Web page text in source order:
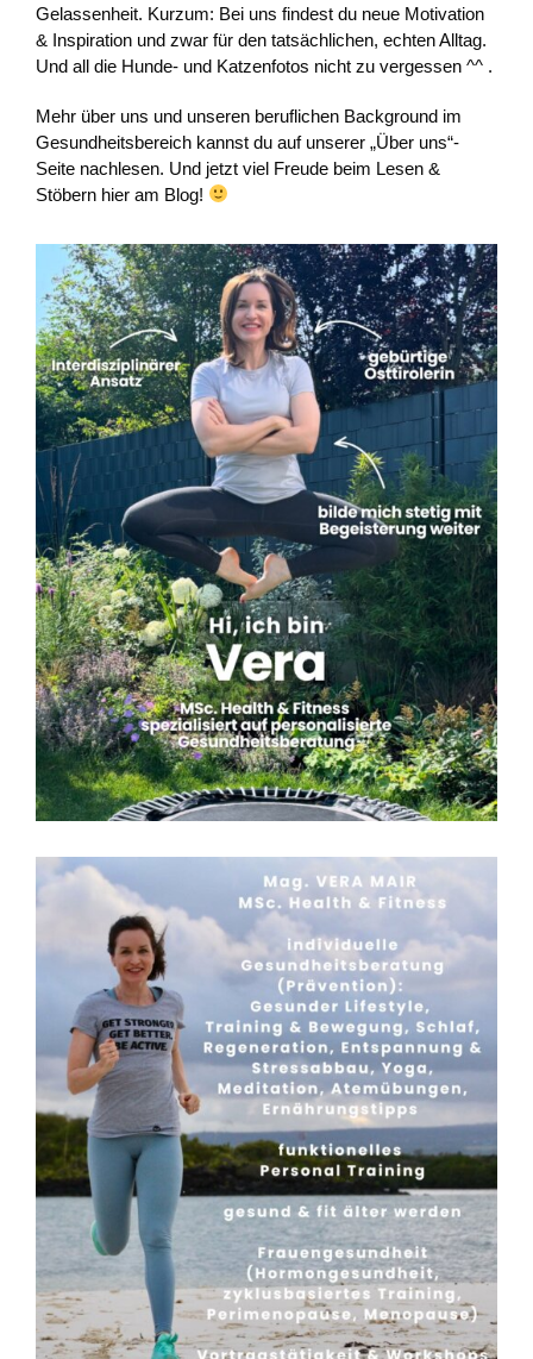
Gelassenheit. Kurzum: Bei uns findest du neue Motivation
& Inspiration und zwar für den tatsächlichen, echten Alltag.
Und all die Hunde- und Katzenfotos nicht zu vergessen ^^ .
Mehr über uns und unseren beruflichen Background im
Gesundheitsbereich kannst du auf unserer „Über uns“-
Seite nachlesen. Und jetzt viel Freude beim Lesen &
Stöbern hier am Blog!